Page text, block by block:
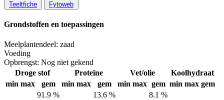
Teeltfiche Fytoweb
Grondstoffen en toepassingen
Meelplantendeel: zaad
Voeding
Opbrengst: Nog niet gekend
Droge stof
Proteïne Vet/olie
Koolhydraat
min max gem min max gem min max gem min max gem
91.9 %
13.6 %
8.1 %